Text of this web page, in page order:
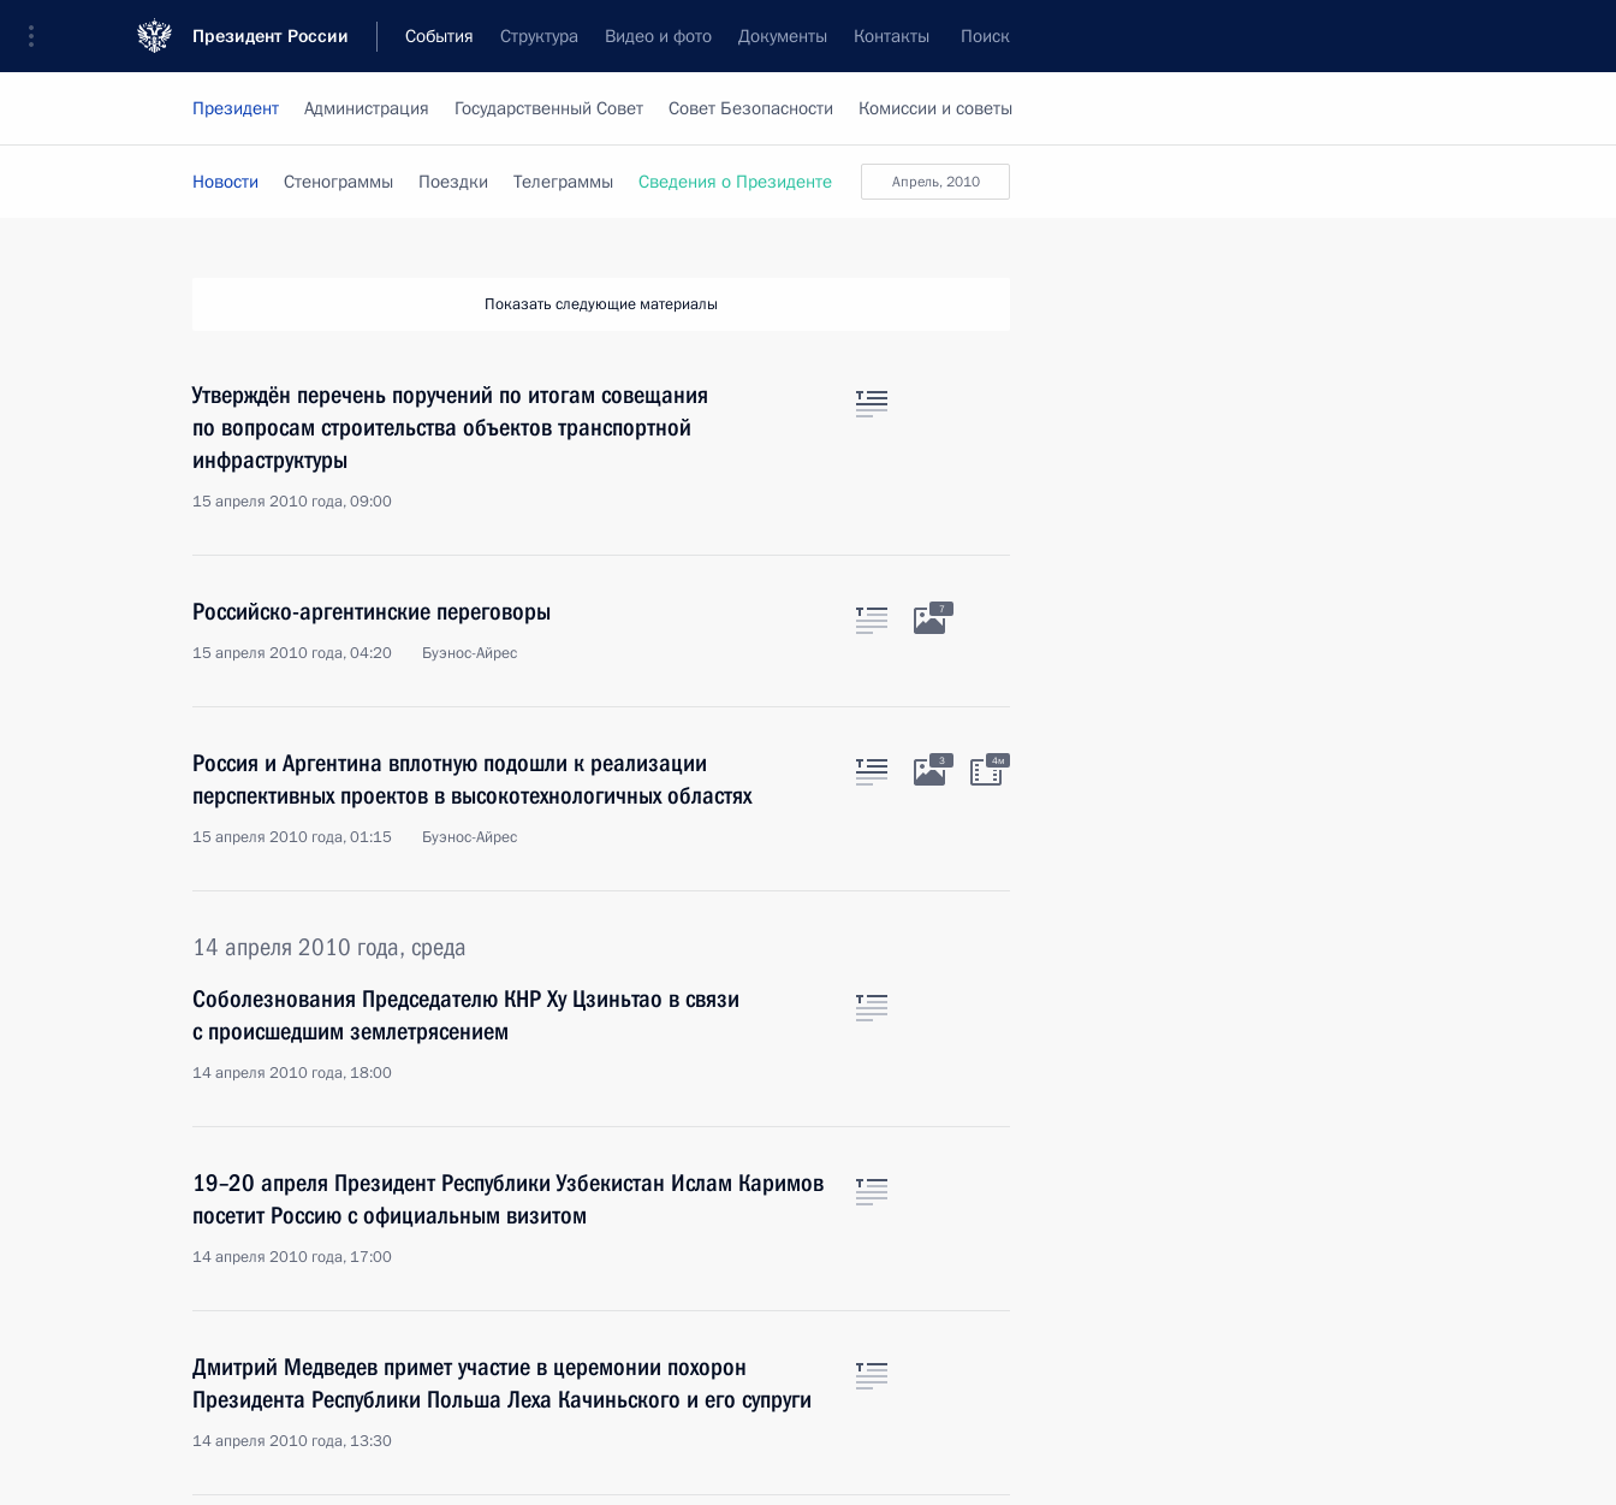
Президент России События Структура Видео и фото Документы Контакты Поиск
Президент Администрация Государственный Совет Совет Безопасности Комиссии и советы
апрель, 2010
Новости Стенограммы Поездки Телеграммы Сведения о Президенте
Показать следующие материалы
Утверждён перечень поручений по итогам совещания
по вопросам строительства объектов транспортной
инфраструктуры
15 апреля 2010 года, 09:00
Российско-аргентинские переговоры
15 апреля 2010 года, 04:20 Буэнос-Айрес
7
Россия и Аргентина вплотную подошли к реализации
перспективных проектов в высокотехнологичных областях
15 апреля 2010 года, 01:15 Буэнос-Айрес
3 4м
14 апреля 2010 года, среда
Соболезнования Председателю КНР Ху Цзиньтао в связи
с происшедшим землетрясением
14 апреля 2010 года, 18:00
19–20 апреля Президент Республики Узбекистан Ислам Каримов
посетит Россию с официальным визитом
14 апреля 2010 года, 17:00
Дмитрий Медведев примет участие в церемонии похорон
Президента Республики Польша Леха Качиньского и его супруги
14 апреля 2010 года, 13:30